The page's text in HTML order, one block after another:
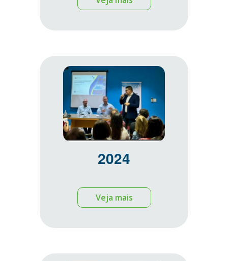
2024
Veja mais